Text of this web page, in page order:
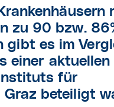
zu 90 bzw.
gibt es im
einer
für
beteiligt